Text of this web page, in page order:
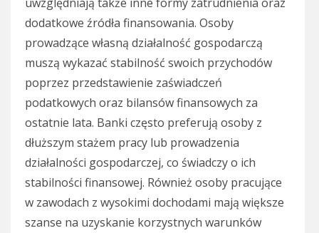
dodatkowe źródła finansowania. Osoby
prowadzące własną działalność gospodarczą
muszą wykazać stabilność swoich przychodów
poprzez przedstawienie zaświadczeń
podatkowych oraz bilansów finansowych za
ostatnie lata. Banki często preferują osoby z
dłuższym stażem pracy lub prowadzenia
działalności gospodarczej, co świadczy o ich
stabilności finansowej. Również osoby pracujące
w zawodach z wysokimi dochodami mają większe
szanse na uzyskanie korzystnych warunków